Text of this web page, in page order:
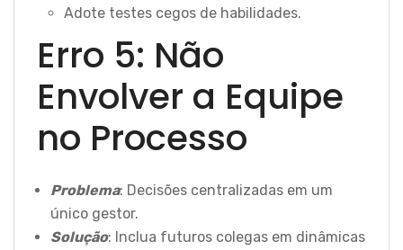
Adote testes cegos de habilidades.
Erro 5: Não
Envolver a Equipe
no Processo
Problema: Decisões centralizadas em um
único gestor.
Solução: Inclua futuros colegas em dinâmicas